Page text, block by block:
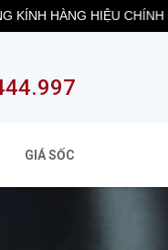
HIỆU CHÍNH HÃNG.
GIÁ SỐC